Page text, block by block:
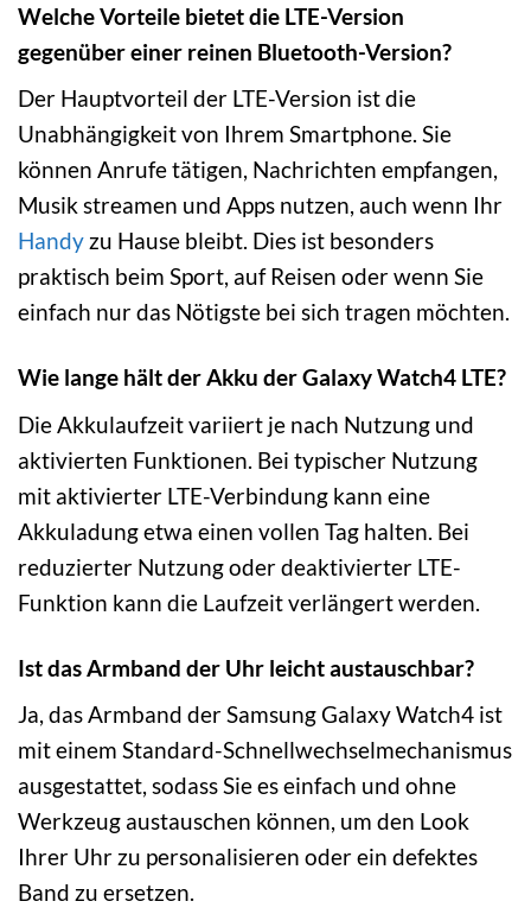
Welche Vorteile bietet die LTE-Version
gegenüber einer reinen Bluetooth-Version?
Der Hauptvorteil der LTE-Version ist die
Unabhängigkeit von Ihrem Smartphone. Sie
können Anrufe tätigen, Nachrichten empfangen,
Musik streamen und Apps nutzen, auch wenn Ihr
Handy zu Hause bleibt. Dies ist besonders
praktisch beim Sport, auf Reisen oder wenn Sie
einfach nur das Nötigste bei sich tragen möchten.
Wie lange hält der Akku der Galaxy Watch4 LTE?
Die Akkulaufzeit variiert je nach Nutzung und
aktivierten Funktionen. Bei typischer Nutzung
mit aktivierter LTE-Verbindung kann eine
Akkuladung etwa einen vollen Tag halten. Bei
reduzierter Nutzung oder deaktivierter LTE-
Funktion kann die Laufzeit verlängert werden.
Ist das Armband der Uhr leicht austauschbar?
Ja, das Armband der Samsung Galaxy Watch4 ist
mit einem Standard-Schnellwechselmechanismus
ausgestattet, sodass Sie es einfach und ohne
Werkzeug austauschen können, um den Look
Ihrer Uhr zu personalisieren oder ein defektes
Band zu ersetzen.